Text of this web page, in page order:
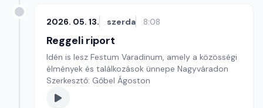
2026. 05. 13. szerda 8:08
Reggeli riport
Idén is lesz Festum Varadinum, amely a közösségi
élmények és találkozások ünnepe Nagyváradon
Szerkesztő: Gőbel Ágoston